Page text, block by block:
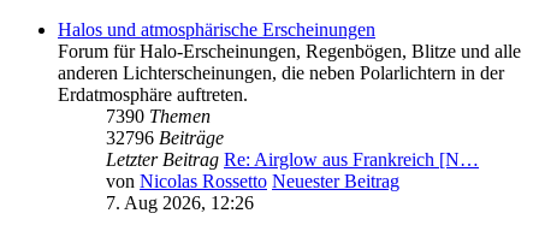
Halos und atmosphärische Erscheinungen
Forum für Halo-Erscheinungen, Regenbögen, Blitze und alle
anderen Lichterscheinungen, die neben Polarlichtern in der
Erdatmosphäre auftreten.
7390 Themen
32796 Beiträge
Letzter Beitrag Re: Airglow aus Frankreich [N…
von Nicolas Rossetto Neuester Beitrag
7. Aug 2026, 12:26